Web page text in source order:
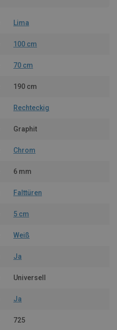
Lima
100 cm
70 cm
190 cm
Rechteckig
Graphit
Chrom
6 mm
Falttüren
5 cm
Weiß
Ja
Universell
Ja
725